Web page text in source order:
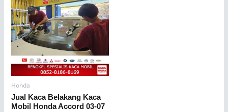
Honda
Jual Kaca Belakang Kaca
Mobil Honda Accord 03-07